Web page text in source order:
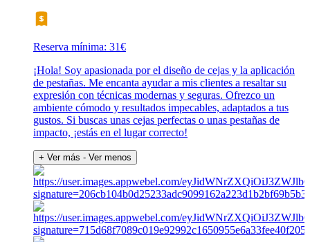
Reserva mínima: 31€
¡Hola! Soy apasionada por el diseño de cejas y la aplicación
de pestañas. Me encanta ayudar a mis clientes a resaltar su
expresión con técnicas modernas y seguras. Ofrezco un
ambiente cómodo y resultados impecables, adaptados a tus
gustos. Si buscas unas cejas perfectas o unas pestañas de
impacto, ¡estás en el lugar correcto!
+ Ver más - Ver menos